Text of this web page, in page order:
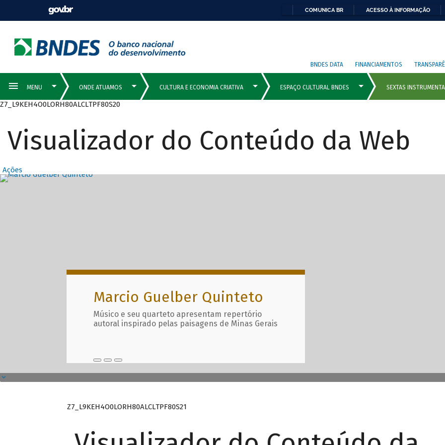
COMUNICA BR ACESSO À INFORMAÇÃO
BNDES DATA FINANCIAMENTOS
Z7_L9KEH4O0LORH80ALCLTPF80S20
Visualizador do Conteúdo da Web
Ações
Destaques Principais com
Marcio Guelber Quinteto
Músico e seu quarteto apresentam repertório
autoral inspirado pelas paisagens de Minas Gerais
Z7_L9KEH4O0LORH80ALCLTPF80S21